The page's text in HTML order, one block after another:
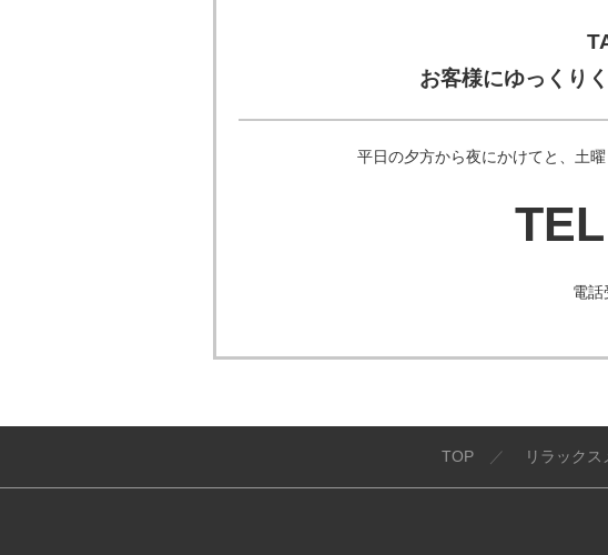
お客様にゆっくり
平日の夕方から夜にかけてと、土
電
TOP／ リラックス